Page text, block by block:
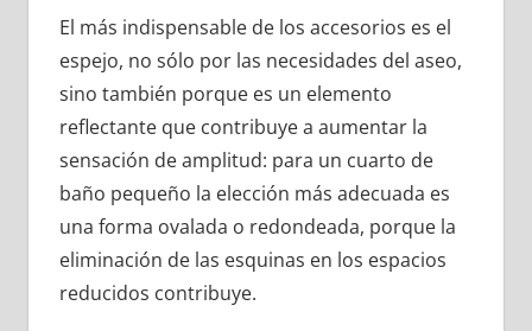
El más indispensable de los accesorios es el
espejo, no sólo por las necesidades del aseo,
sino también porque es un elemento
reflectante que contribuye a aumentar la
sensación de amplitud: para un cuarto de
baño pequeño la elección más adecuada es
una forma ovalada o redondeada, porque la
eliminación de las esquinas en los espacios
reducidos contribuye.